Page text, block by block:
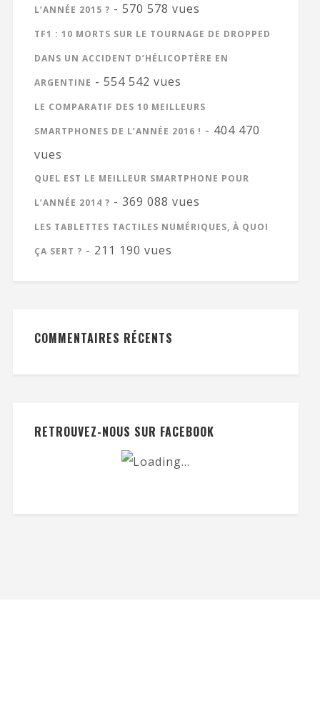
L’ANNÉE 2015 ? - 570 578 vues
TF1 : 10 MORTS SUR LE TOURNAGE DE DROPPED
DANS UN ACCIDENT D’HÉLICOPTÈRE EN
ARGENTINE - 554 542 vues
LE COMPARATIF DES 10 MEILLEURS
SMARTPHONES DE L’ANNÉE 2016 ! - 404 470
vues
QUEL EST LE MEILLEUR SMARTPHONE POUR
L’ANNÉE 2014 ? - 369 088 vues
LES TABLETTES TACTILES NUMÉRIQUES, À QUOI
ÇA SERT ? - 211 190 vues
COMMENTAIRES RÉCENTS
RETROUVEZ-NOUS SUR FACEBOOK